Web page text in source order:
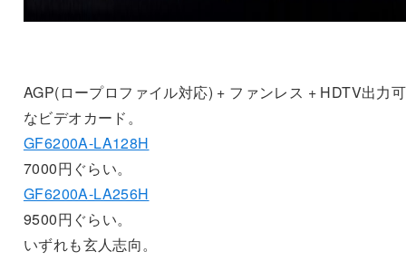
AGP(ロープロファイル対応) + ファンレス + HDTV出力
なビデオカード。
GF6200A-LA128H
7000円ぐらい。
GF6200A-LA256H
9500円ぐらい。
いずれも玄人志向。